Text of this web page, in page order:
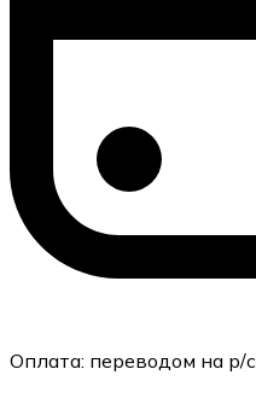
Оплата: переводом на р/с